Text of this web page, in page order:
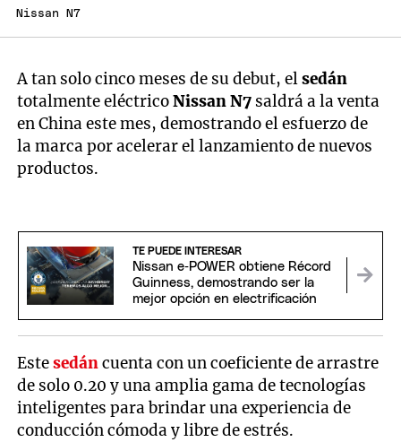
Nissan N7
A tan solo cinco meses de su debut, elsedán
totalmente eléctricoNissan N7 saldrá a la venta
en China este mes, demostrando el esfuerzo de
la marca por acelerar el lanzamiento de nuevos
productos.
TE PUEDE INTERESAR
Nissan e‑POWER obtiene Récord
Guinness, demostrando ser la
mejor opción en electrificación
Estesedáncuenta con un coeficiente de arrastre
de solo 0.20 y una amplia gama de tecnologías
inteligentes para brindar una experiencia de
conducción cómoda y libre de estrés.